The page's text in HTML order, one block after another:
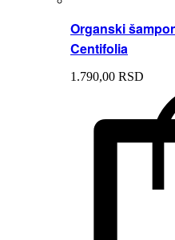
Organski
Centifolia
1.790,00 RSD